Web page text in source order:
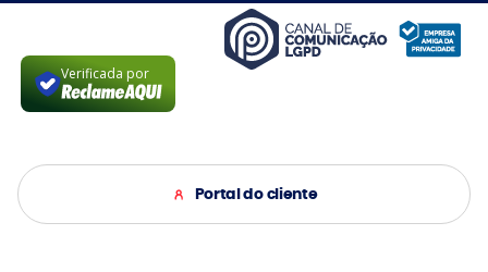
Verificada por
Portal do cliente